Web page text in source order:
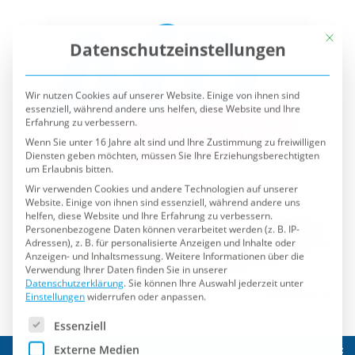
Datenschutzeinstellungen
essenziell, während andere uns helfen, diese Website und Ihre
Erfahrung zu verbessern.
Wenn Sie unter 16 Jahre alt sind und Ihre Zustimmung zu freiwilligen
Diensten geben möchten, müssen Sie Ihre Erziehungsberechtigten
um Erlaubnis bitten.
Wir verwenden Cookies und andere Technologien auf unserer
Website. Einige von ihnen sind essenziell, während andere uns
helfen, diese Website und Ihre Erfahrung zu verbessern.
Personenbezogene Daten können verarbeitet werden (z. B. IP-
Adressen), z. B. für personalisierte Anzeigen und Inhalte oder
Anzeigen- und Inhaltsmessung.Weitere Informationen über die
Verwendung Ihrer Daten finden Sie in unserer
Datenschutzerklärung. Sie können Ihre Auswahl jederzeit unter
Einstellungenwiderrufen oder anpassen.